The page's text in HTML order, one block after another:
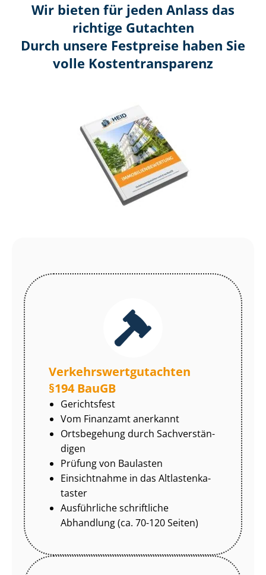
Wir bieten für jeden Anlass das
richtige Gutachten
Durch unsere Festpreise haben Sie
volle Kosten­transparenz
Ver­kehrs­wert­gut­ach­ten
§194 BauGB
Gerichtsfest
Vom Finanzamt anerkannt
Ortsbegehung durch Sach­ver­stän­
di­gen
Prüfung von Baulasten
Einsichtnahme in das Alt­las­ten­ka­
tas­ter
Ausführliche schriftliche
Abhandlung (ca. 70-120 Seiten)